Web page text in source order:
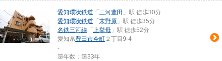
愛知環状鉄道 「 三河豊田 」駅 徒歩30分
愛知環状鉄道 「 末野原 」駅 徒歩35分
名鉄三河線 「 上挙母 」駅 徒歩52分
愛知県豊田市今町 ２丁目9-4
-
築年数：築33年